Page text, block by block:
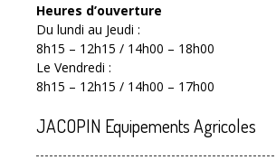
Heures d’ouverture
Du lundi au Jeudi :
8h15 – 12h15 / 14h00 – 18h00
Le Vendredi :
8h15 – 12h15 / 14h00 – 17h00
JACOPIN Equipements Agricoles